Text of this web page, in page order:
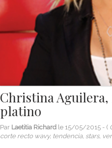
Christina
platino
Par Laetitia Richard le 15/05/2015 - (
corte recto wavy, tendencia, stars,